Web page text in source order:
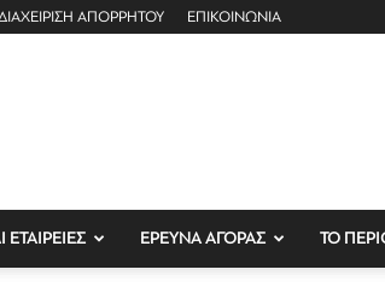
ΑΠΟΡΡΗΤΟΥ ΕΠΙΚΟΙΝΩΝΙΑ
ΕΡΕΥΝΑ ΑΓΟΡΑΣ ΤΟ